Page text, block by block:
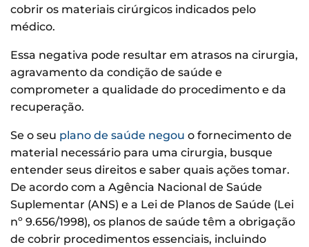
cobrir os materiais cirúrgicos indicados pelo
médico.
Essa negativa pode resultar em atrasos na cirurgia,
agravamento da condição de saúde e
comprometer a qualidade do procedimento e da
recuperação.
Se o seu plano de saúde negou o fornecimento de
material necessário para uma cirurgia, busque
entender seus direitos e saber quais ações tomar.
De acordo com a Agência Nacional de Saúde
Suplementar (ANS) e a Lei de Planos de Saúde (Lei
nº 9.656/1998), os planos de saúde têm a obrigação
de cobrir procedimentos essenciais, incluindo